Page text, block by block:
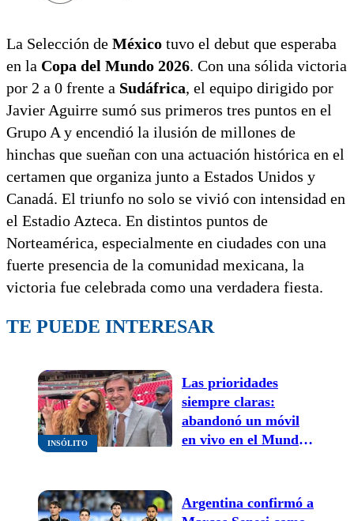
La Selección de México tuvo el debut que esperaba
en la Copa del Mundo 2026. Con una sólida victoria
por 2 a 0 frente a Sudáfrica, el equipo dirigido por
Javier Aguirre sumó sus primeros tres puntos en el
Grupo A y encendió la ilusión de millones de
hinchas que sueñan con una actuación histórica en el
certamen que organiza junto a Estados Unidos y
Canadá. El triunfo no solo se vivió con intensidad en
el Estadio Azteca. En distintos puntos de
Norteamérica, especialmente en ciudades con una
fuerte presencia de la comunidad mexicana, la
victoria fue celebrada como una verdadera fiesta.
TE PUEDE INTERESAR
INSÓLITO
Las prioridades
siempre claras:
abandonó un móvil
en vivo en el Mundial
Argentina confirmó a